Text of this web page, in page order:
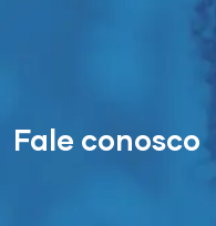
Fale conosco